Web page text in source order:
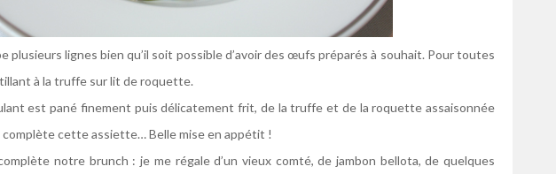
plusieurs lignes bien qu’il soit possible d’avoir des œufs préparés à souhait. Pour toutes
à la truffe sur lit de roquette.
est pané finement puis délicatement frit, de la truffe et de la roquette assaisonnée
cette assiette… Belle mise en appétit !
notre brunch : je me régale d’un vieux comté, de jambon bellota, de quelques